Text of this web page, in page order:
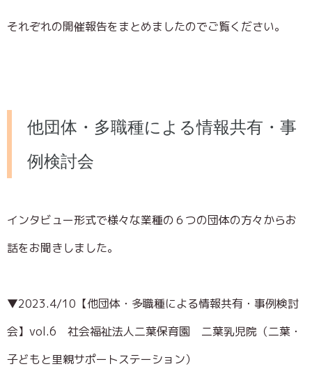
それぞれの開催報告をまとめましたのでご覧ください。
他団体・多職種による情報共有・事
例検討会
インタビュー形式で様々な業種の６つの団体の方々からお
話をお聞きしました。
▼2023.4/10 【他団体・多職種による情報共有・事例検討
会】vol.6 社会福祉法人二葉保育園 二葉乳児院（二葉・
子どもと里親サポートステーション）